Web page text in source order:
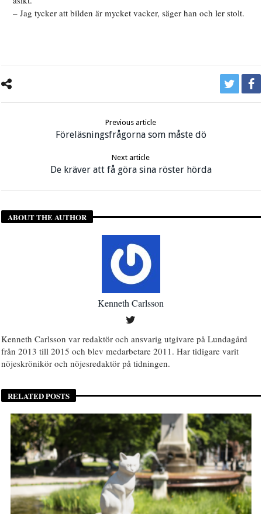
– Jag tycker att bilden är mycket vacker, säger han och ler stolt.
Previous article
Föreläsningsfrågorna som måste dö
Next article
De kräver att få göra sina röster hörda
ABOUT THE AUTHOR
Kenneth Carlsson
Kenneth Carlsson var redaktör och ansvarig utgivare på Lundagård
från 2013 till 2015 och blev medarbetare 2011. Har tidigare varit
nöjeskrönikör och nöjesredaktör på tidningen.
RELATED POSTS